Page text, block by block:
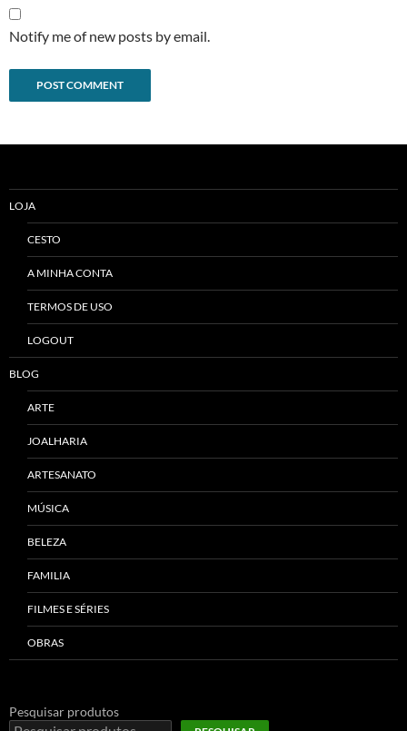
Notify me of new posts by email.
LOJA
CESTO
A MINHA CONTA
TERMOS DE USO
LOGOUT
BLOG
ARTE
JOALHARIA
ARTESANATO
MÚSICA
BELEZA
FAMILIA
FILMES E SÉRIES
OBRAS
Pesquisar produtos